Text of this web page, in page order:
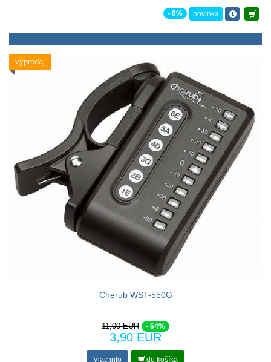
- 0% novinka
výpredaj
Cherub WST-550G
11,00 EUR - 64%
3,90 EUR
Viac info do košíka